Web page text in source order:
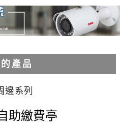
產品
邊系列
助繳費亭